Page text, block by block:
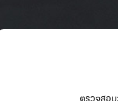
ตรวจสอ